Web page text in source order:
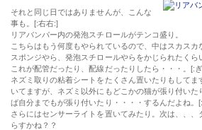
それと同じ日ではありませんが、こんな
事も。[:右右:]
リアバンパー内の発泡スチロールがテンコ盛り。
こちらはもう何度もやられているので、中はスカスカ
スポンジやら、発泡スチロールやらをかじられたくら
これが配管だったり、配線だったりしたら・・・。[:
ネズミ取りの粘着シートをたくさん置いたりもして
いてますが、ネズミ以外にもどこかの猫が張り付いた
ば自分までもが張り付いたり・・・・するんだよね。
さらにはセンサーライトを置いてみたり。次は、、
らすかね？？